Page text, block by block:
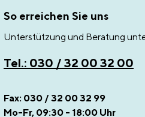
So erreichen Sie uns
Unterstützung und Beratung
Tel.: 030 / 32 00 32 00
Fax: 030 / 32 00 32 99
Mo-Fr, 09:30 - 18:00 Uhr